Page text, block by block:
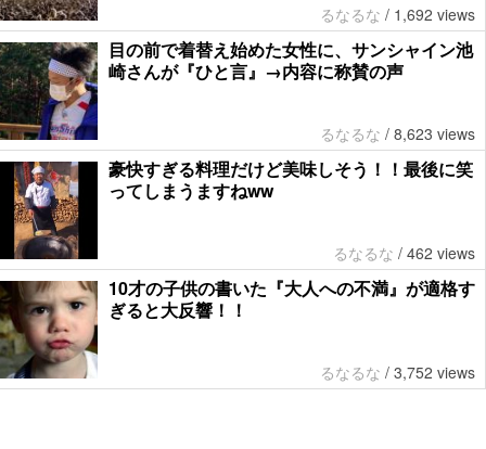
るなるな / 1,692 views
目の前で着替え始めた女性に、サンシャイン池
崎さんが『ひと言』→内容に称賛の声
るなるな / 8,623 views
豪快すぎる料理だけど美味しそう！！最後に笑
ってしまうますねww
るなるな / 462 views
10才の子供の書いた『大人への不満』が適格す
ぎると大反響！！
るなるな / 3,752 views